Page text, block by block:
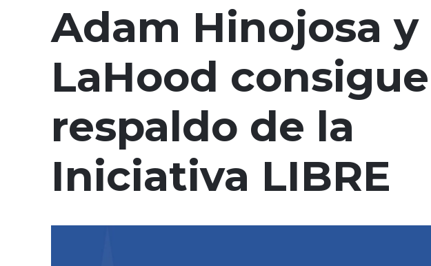
Adam Hinojosa y
LaHood
respaldo de la
Iniciativa LIBRE